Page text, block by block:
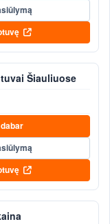
Šiauliuose